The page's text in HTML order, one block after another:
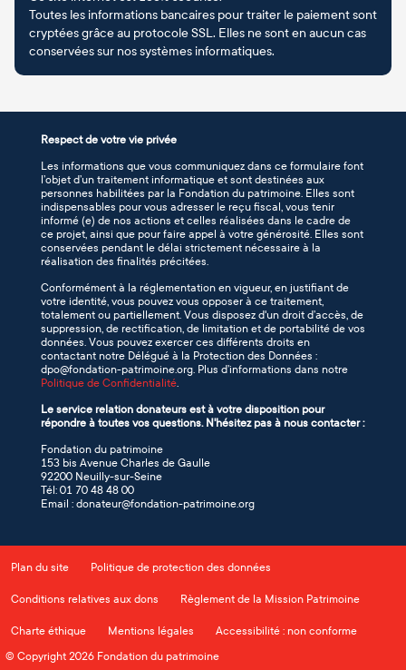
Toutes les informations bancaires pour traiter le paiement sont
cryptées grâce au protocole SSL. Elles ne sont en aucun cas
conservées sur nos systèmes informatiques.
Respect de votre vie privée
Les informations que vous communiquez dans ce formulaire font
l’objet d’un traitement informatique et sont destinées aux
personnes habilitées par la Fondation du patrimoine. Elles sont
indispensables pour vous adresser le reçu fiscal, vous tenir
informé (e) de nos actions et celles réalisées dans le cadre de
ce projet, ainsi que pour faire appel à votre générosité. Elles sont
conservées pendant le délai strictement nécessaire à la
réalisation des finalités précitées.
Conformément à la réglementation en vigueur, en justifiant de
votre identité, vous pouvez vous opposer à ce traitement,
totalement ou partiellement. Vous disposez d'un droit d’accès, de
suppression, de rectification, de limitation et de portabilité de vos
données. Vous pouvez exercer ces différents droits en
contactant notre Délégué à la Protection des Données :
dpo@fondation-patrimoine.org. Plus d’informations dans notre
Politique de Confidentialité.
Le service relation donateurs est à votre disposition pour
répondre à toutes vos questions. N'hésitez pas à nous contacter :
Fondation du patrimoine
153 bis Avenue Charles de Gaulle
92200 Neuilly-sur-Seine
Tél: 01 70 48 48 00
Email : donateur@fondation-patrimoine.org
Plan du site Politique de protection des données
Conditions relatives aux dons Règlement de la Mission Patrimoine
Charte éthique Mentions légales
Accessibilité : non conforme
© Copyright 2026 Fondation du patrimoine